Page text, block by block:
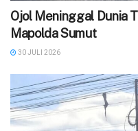
Ojol Meninggal Dunia
Mapolda Sumut
30 JULI 2026